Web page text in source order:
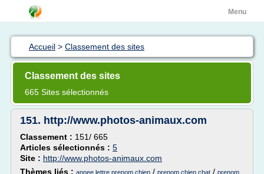
Menu
Accueil > Classement des sites
Classement des sites
665 Sites sélectionnés
151. http://www.photos-animaux.com
Classement : 151/ 665
Articles sélectionnés : 5
Site : http://www.photos-animaux.com
Thèmes liés : annee lettre prenom chien / prenom chien chat / prenom